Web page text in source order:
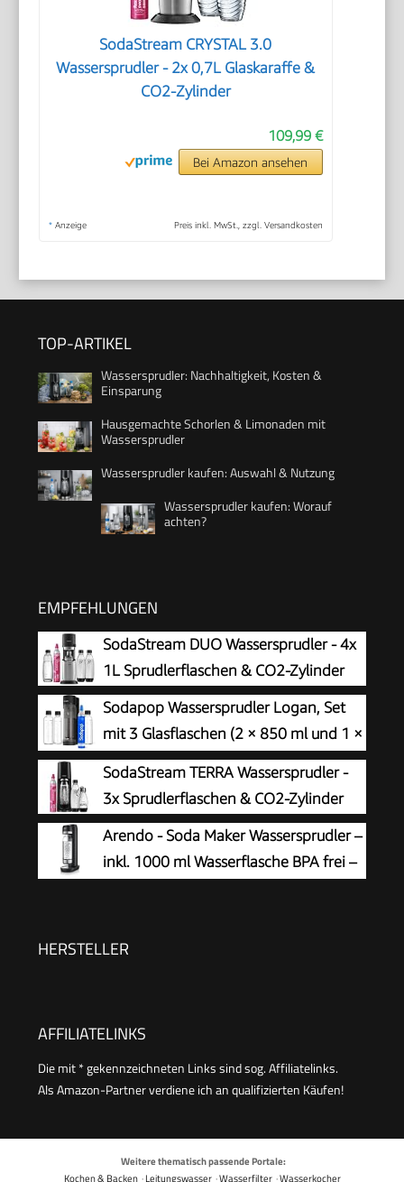
SodaStream CRYSTAL 3.0
Wassersprudler - 2x 0,7L Glaskaraffe &
CO2-Zylinder
109,99 €
Bei Amazon ansehen
* Anzeige Preis inkl. MwSt., zzgl. Versandkosten
TOP-ARTIKEL
Wassersprudler: Nachhaltigkeit, Kosten &
Einsparung
Hausgemachte Schorlen & Limonaden mit
Wassersprudler
Wassersprudler kaufen: Auswahl & Nutzung
Wassersprudler kaufen: Worauf
achten?
EMPFEHLUNGEN
SodaStream DUO Wassersprudler - 4x
1L Sprudlerflaschen & CO2-Zylinder
Sodapop Wassersprudler Logan, Set
mit 3 Glasflaschen (2 × 850 ml und 1 ×
600 ml) und 1 CO₂-Zylinder, Matt
Schwarz, Höhe 42,6 cm
SodaStream TERRA Wassersprudler -
3x Sprudlerflaschen & CO2-Zylinder
Arendo - Soda Maker Wassersprudler –
inkl. 1000 ml Wasserflasche BPA frei –
HERSTELLER
AFFILIATELINKS
Die mit * gekennzeichneten Links sind sog. Affiliatelinks.
Als Amazon-Partner verdiene ich an qualifizierten Käufen!
Weitere thematisch passende Portale:
Kochen & Backen·Leitungswasser·Wasserfilter·Wasserkocher